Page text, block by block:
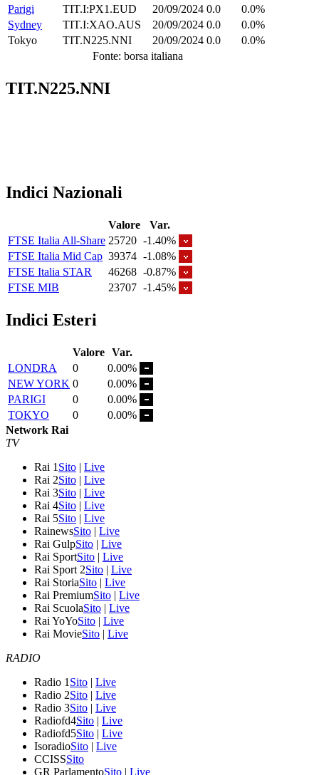
Parigi
TIT.I:PX1.EUD 20/09/2024 0.0
0.0%
Sydney
TIT.I:XAO.AUS 20/09/2024 0.0
0.0%
Tokyo
TIT.N225.NNI 20/09/2024 0.0
0.0%
Fonte: borsa italiana
TIT.N225.NNI
Indici Nazionali
Valore
Var.
FTSE Italia All-Share 25720 -1.40%
FTSE Italia Mid Cap 39374 -1.08%
FTSE Italia STAR
46268 -0.87%
FTSE MIB
23707 -1.45%
Indici Esteri
Valore Var.
LONDRA
0
0.00%
NEW YORK 0
0.00%
PARIGI
0
0.00%
TOKYO
0
0.00%
Network Rai
TV
Rai 1 Sito | Live
Rai 2Sito | Live
Rai 3Sito | Live
Rai 4Sito | Live
Rai 5Sito | Live
RainewsSito | Live
Rai GulpSito | Live
Rai SportSito | Live
Rai Sport 2Sito | Live
Rai StoriaSito | Live
Rai PremiumSito | Live
Rai ScuolaSito | Live
Rai YoYoSito | Live
Rai MovieSito | Live
RADIO
Radio 1 Sito | Live
Radio 2Sito | Live
Radio 3Sito | Live
Radiofd4Sito | Live
Radiofd5Sito | Live
IsoradioSito | Live
CCISSSito
GR ParlamentoSito | Live